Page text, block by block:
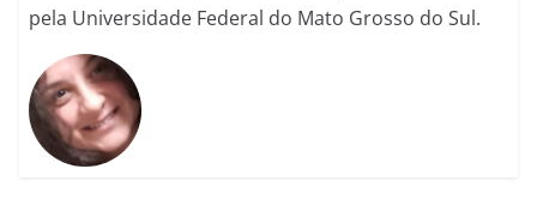
pela Universidade Federal do Mato Grosso do Sul.